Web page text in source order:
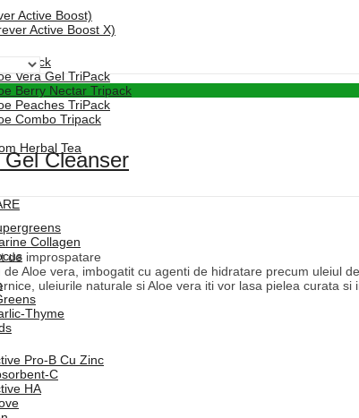
Active Boost)
Active Boost X)
TriPack
Vera Gel TriPack
Berry Nectar Tripack
Peaches TriPack
Combo Tripack
Herbal Tea
Collagen
Thyme
Pro-B Cu Zinc
C
HA
Cleanser
de improspatare
Aloe vera, imbogatit cu agenti de hidratare precum uleiul
uleiurile naturale si Aloe vera iti vor lasa pielea curata si